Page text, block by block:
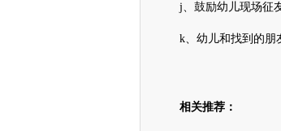
j、鼓励幼儿现场征友
k、幼儿和找到的朋友
相关推荐：